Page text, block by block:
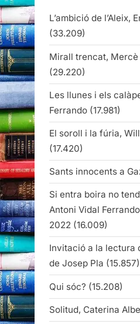
L’ambició de l’Aleix,
(33.209)
Mirall trencat, Mercè
(29.220)
Les llunes i els
Ferrando (17.981)
El soroll i la fúria,
(17.420)
Sants innocents a
Si entra boira no
Antoni Vidal
2022 (16.009)
Invitació a la lectura
de Josep Pla (15.857)
Qui sóc? (15.208)
Solitud, Caterina